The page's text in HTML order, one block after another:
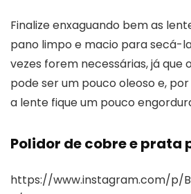
Finalize enxaguando bem as
pano limpo e macio para secá-
vezes forem necessárias, já que
pode ser um pouco oleoso e,
a lente fique um pouco
Polidor de cobre e prata
https://www.instagram.com/p/